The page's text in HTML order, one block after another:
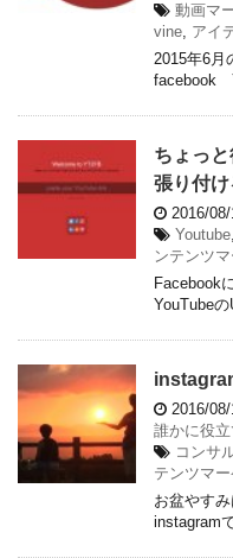
動画マ
vine, アイ
2015年6月
facebook
ちょっ
張り付
2016/
Youtube,
ンテンツ
Facebook
YouTube
2016/
誰かに役
コンサ
テンツマ
お盆やす
instagram